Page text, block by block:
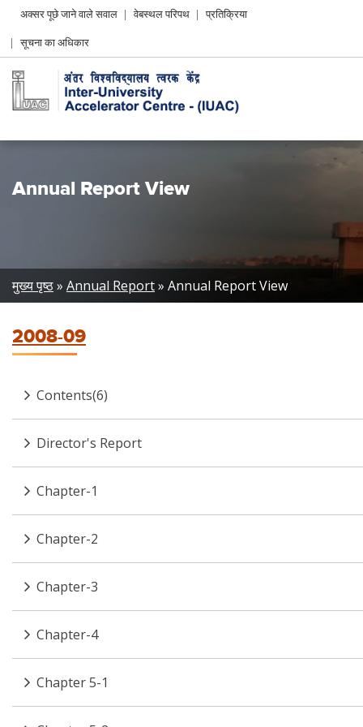
Header
menu
अक्सर पूछे जाने वाले सवाल वेबस्थल परिपथ
प्रतिक्रिया
सूचना का अधिकार
Annual Report View
Breadcrumb
मुख्य पृष्ठ Annual Report Annual Report View
2008-09
Contents(6)
Director's Report
Chapter-1
Chapter-2
Chapter-3
Chapter-4
Chapter 5-1